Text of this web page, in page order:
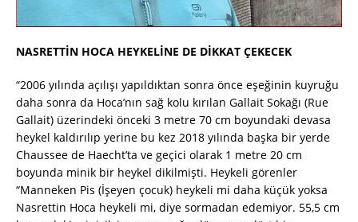
NASRETTİN HOCA HEYKELİNE DE DİKKAT ÇEKECEK
“2006 yılında açılışı yapıldıktan sonra önce eşeğinin kuyruğu
daha sonra da Hoca’nın sağ kolu kırılan Gallait Sokağı (Rue
Gallait) üzerindeki önceki 3 metre 70 cm boyundaki devasa
heykel kaldırılıp yerine bu kez 2018 yılında başka bir yerde
Chaussee de Haecht’ta ve geçici olarak 1 metre 20 cm
boyunda minik bir heykel dikilmişti. Heykeli görenler
“Manneken Pis (İşeyen çocuk) heykeli mi daha küçük yoksa
Nasrettin Hoca heykeli mi, diye sormadan edemiyor. 55,5 cm